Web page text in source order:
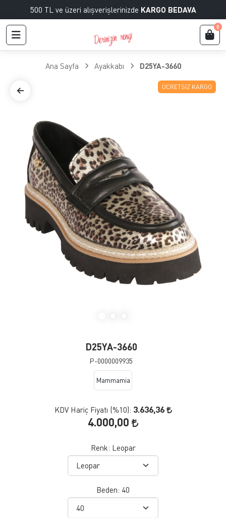
500 TL ve üzeri alışverişlerinizde KARGO BEDAVA
0
Ana Sayfa Ayakkabı D25YA-3660
ÜCRETSIZ KARGO
D25YA-3660
P-0000009935
Mammamia
KDV Hariç Fiyatı (%10): 3.636,36
4.000,00
Renk: Leopar
Beden: 40